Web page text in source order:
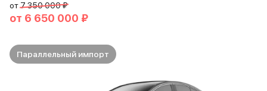
от7 350 000 ₽
от 6 650 000 ₽
Параллельный импорт